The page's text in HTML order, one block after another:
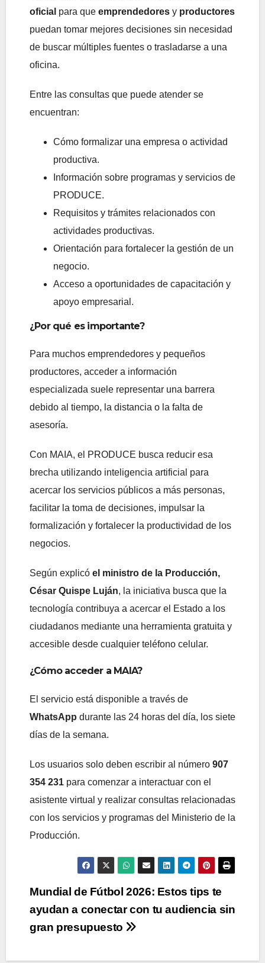
oficial para que emprendedores y productores
puedan tomar mejores decisiones sin necesidad
de buscar múltiples fuentes o trasladarse a una
oficina.
Entre las consultas que puede atender se
encuentran:
Cómo formalizar una empresa o actividad
productiva.
Información sobre programas y servicios de
PRODUCE.
Requisitos y trámites relacionados con
actividades productivas.
Orientación para fortalecer la gestión de un
negocio.
Acceso a oportunidades de capacitación y
apoyo empresarial.
¿Por qué es importante?
Para muchos emprendedores y pequeños
productores, acceder a información
especializada suele representar una barrera
debido al tiempo, la distancia o la falta de
asesoría.
Con MAIA, el PRODUCE busca reducir esa
brecha utilizando inteligencia artificial para
acercar los servicios públicos a más personas,
facilitar la toma de decisiones, impulsar la
formalización y fortalecer la productividad de los
negocios.
Según explicó el ministro de la Producción,
César Quispe Luján, la iniciativa busca que la
tecnología contribuya a acercar el Estado a los
ciudadanos mediante una herramienta gratuita y
accesible desde cualquier teléfono celular.
¿Cómo acceder a MAIA?
El servicio está disponible a través de
WhatsApp durante las 24 horas del día, los siete
días de la semana.
Los usuarios solo deben escribir al número 907
354 231 para comenzar a interactuar con el
asistente virtual y realizar consultas relacionadas
con los servicios y programas del Ministerio de la
Producción.
Navegación
de
Mundial de Fútbol 2026: Estos tips te
ayudan a conectar con tu audiencia sin
gran presupuesto